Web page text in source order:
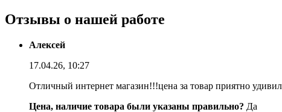
Отзывы о нашей работе
Алексей
17.04.26, 10:27
Отличный интернет магазин!!!цена за товар приятно
Цена, наличие товара были указаны правильно? Да